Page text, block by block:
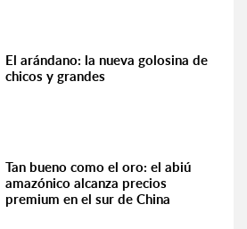
El arándano: la nueva golosina de
chicos y grandes
Tan bueno como el oro: el abiú
amazónico alcanza precios
premium en el sur de China